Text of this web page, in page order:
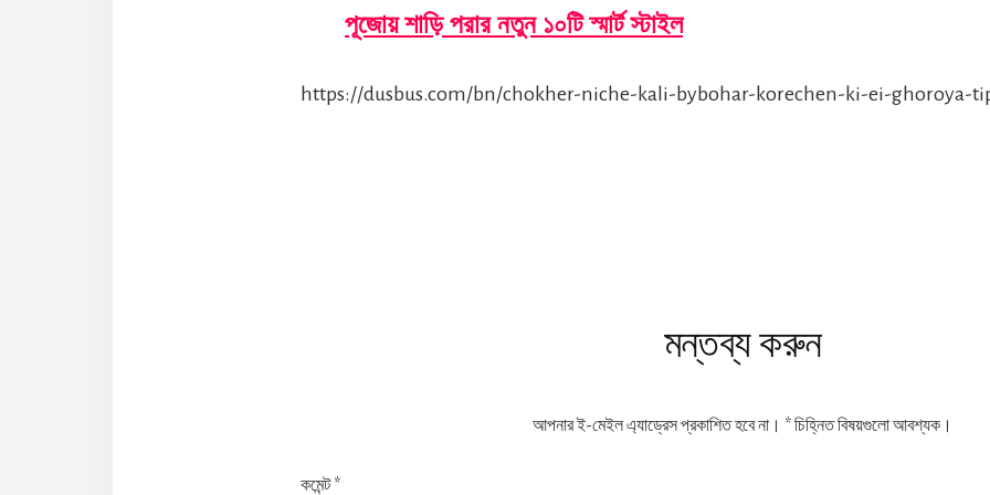
পূজোয় শাড়ি পরার নতুন ১০টি স্মার্ট স্টাইল
https://dusbus.com/bn/chokher-niche-kali-bybohar-korechen-ki-ei-ghoroya-
মন্তব্য করুন
আপনার ই-মেইল এ্যাড্রেস প্রকাশিত হবে না। *চিহ্নিত বিষয়গুলো আবশ্যক।
কমেন্ট*